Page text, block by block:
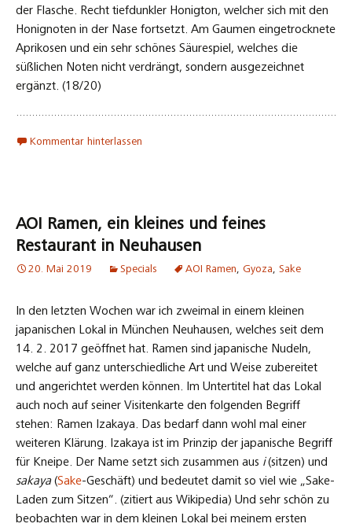
der Flasche. Recht tiefdunkler Honigton, welcher sich mit den
Honignoten in der Nase fortsetzt. Am Gaumen eingetrocknete
Aprikosen und ein sehr schönes Säurespiel, welches die
süßlichen Noten nicht verdrängt, sondern ausgezeichnet
ergänzt. (18/20)
Kommentar hinterlassen
AOI Ramen, ein kleines und feines
Restaurant in Neuhausen
20. Mai 2019 Specials AOI Ramen, Gyoza, Sake
In den letzten Wochen war ich zweimal in einem kleinen
japanischen Lokal in München Neuhausen, welches seit dem
14. 2. 2017 geöffnet hat. Ramen sind japanische Nudeln,
welche auf ganz unterschiedliche Art und Weise zubereitet
und angerichtet werden können. Im Untertitel hat das Lokal
auch noch auf seiner Visitenkarte den folgenden Begriff
stehen: Ramen Izakaya. Das bedarf dann wohl mal einer
weiteren Klärung. Izakaya ist im Prinzip der japanische Begriff
für Kneipe. Der Name setzt sich zusammen aus i(sitzen) und
sakaya(Sake-Geschäft) und bedeutet damit so viel wie „Sake-
Laden zum Sitzen“. (zitiert aus Wikipedia) Und sehr schön zu
beobachten war in dem kleinen Lokal bei meinem ersten